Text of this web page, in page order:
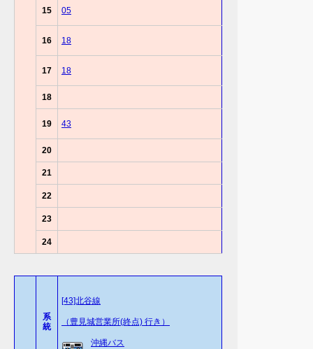
15 05
16 18
17 18
18
19 43
20
21
22
23
24
系
統
[43]北谷線
（豊見城営業所(終点) 行き）
沖縄バス